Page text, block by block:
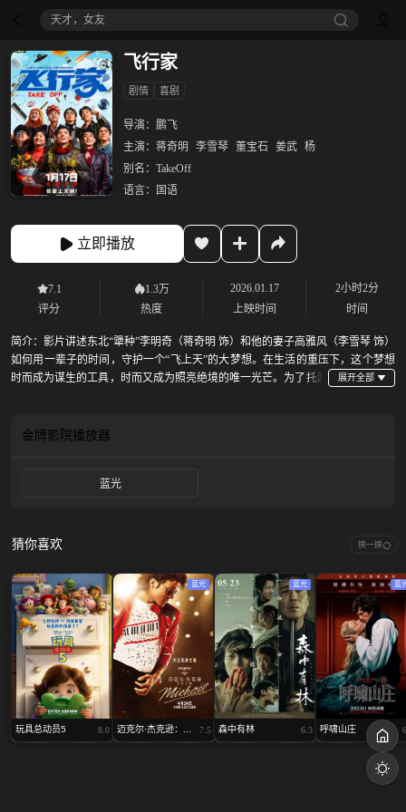
天才，女友
飞行家
剧情 喜剧
导演： 鹏飞
主演： 蒋奇明 李雪琴 董宝石 姜武 杨
别名： TakeOff
语言：
国语
立即播放
7.1
评分
1.3万
热度
2026.01.17
上映时间
2小时2分
时间
简介： 影片讲述东北“犟种”李明奇（蒋奇明 饰）和他的妻子高雅风（李雪琴 饰）
如何用一辈子的时间，守护一个“飞上天”的大梦想。在生活的重压下，这个梦想
时而成为谋生的工具，时而又成为照亮绝境的唯一光芒。为了托起
金牌影院播放器
蓝光
猜你喜欢 换一换
玩具总动员5 8.0
蓝光
迈克尔·杰克逊：... 7.5
蓝光
森中有林 6.3
蓝
呼啸山庄